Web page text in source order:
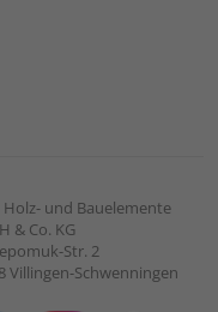
Holz- und Bauelemente
& Co. KG
Str. 2
Villingen-Schwenningen